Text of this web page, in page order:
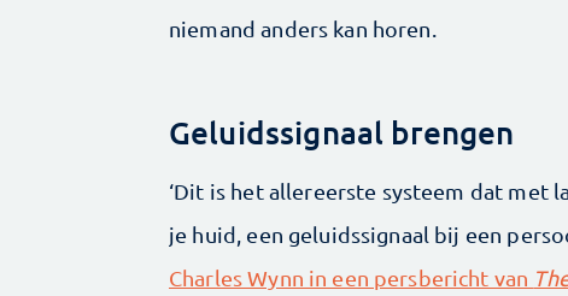
niemand anders kan horen.
Geluidssignaal brengen
‘Dit is het allereerste systeem dat met
je huid, een geluidssignaal bij een
Charles Wynn in een persbericht van